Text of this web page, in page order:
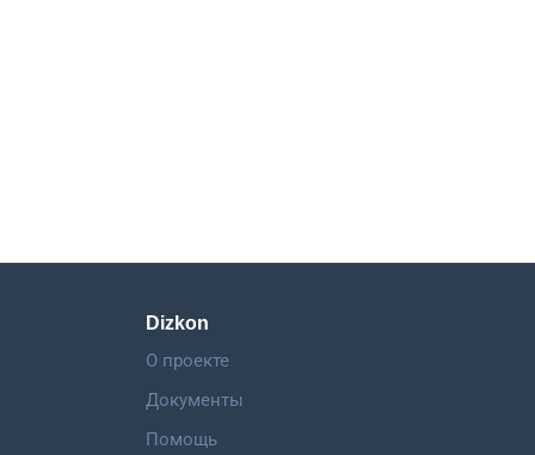
Dizkon
О проекте
Документы
Помощь